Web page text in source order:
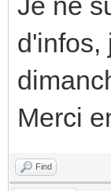
d'infos,
Merci
Find